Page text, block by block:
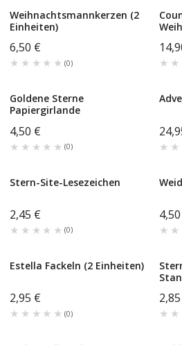
Weihnachtsmannkerzen (2
Einheiten)
6,50 €
★★★★★
★★★★★ (0)
Goldene Sterne
Papiergirlande
4,50 €
★★★★★
★★★★★ (0)
Stern-Site-Lesezeichen
2,45 €
★★★★★
★★★★★ (0)
Estella Fackeln (2 Einheiten)
2,95 €
★★★★★
★★★★★ (0)